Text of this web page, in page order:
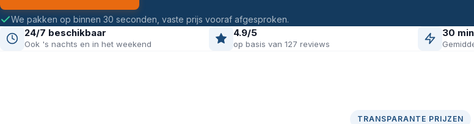
We pakken op binnen 30 seconden, vaste prijs vooraf afgesproken.
24/7 beschikbaar
Ook 's nachts en in het weekend
4.9/5
op basis van 127 reviews
30
TRANSPARANTE PRIJZEN